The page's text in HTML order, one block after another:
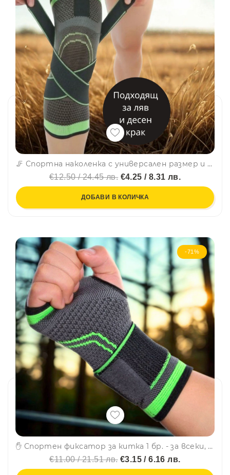
🦵 Спортна наколенка с универсален размер и две здрави ленти за здрава фиксация - 1 бр. - LT-2024
€12.50 / 24.45 лв. €4.25 / 8.31 лв.
ДОБАВИ В КОЛИЧКА
-71%
✋ Спортен фиксатор за китка 1 бр. - за всеки, който тренира или дълго работи на компютър - 1бр.- LT-2022
€11.00 / 21.51 лв.€3.15 / 6.16 лв.